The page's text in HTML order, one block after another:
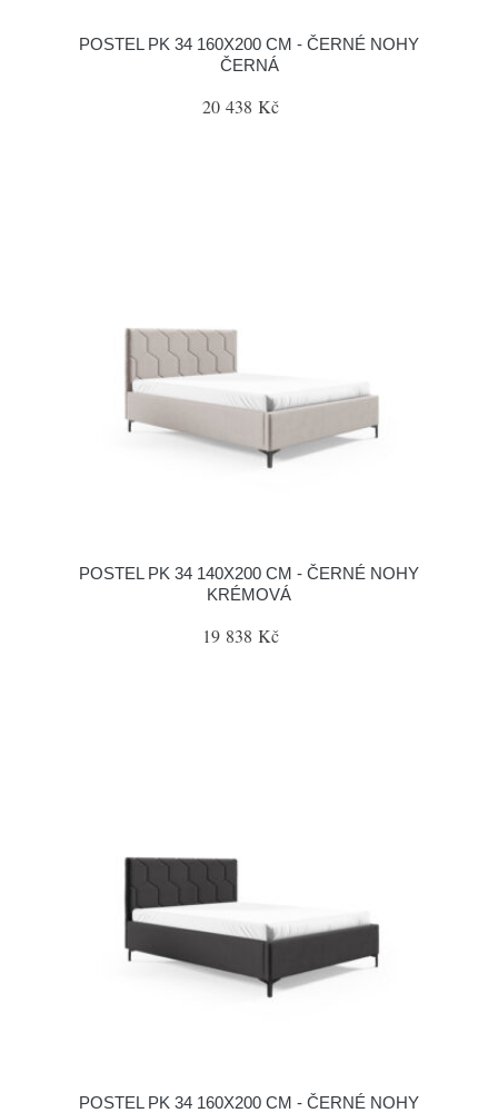
POSTEL PK 34 160X200 CM - ČERNÉ NOHY
ČERNÁ
20 438 Kč
POSTEL PK 34 140X200 CM - ČERNÉ NOHY
KRÉMOVÁ
19 838 Kč
POSTEL PK 34 160X200 CM - ČERNÉ NOHY